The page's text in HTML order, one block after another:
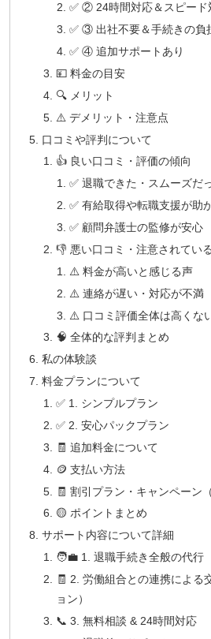
✅ ② 24時間対応＆スピード
✅ ③ 出社不要＆手続きの負
✅ ④ 追加サポートあり
💴 料金の目安
🔍 メリット
⚠️ デメリット・注意点
口コミや評判について
👍 良い口コミ・評価の傾向
✅ 退職できた・スムーズだ
✅ 有給取得や転職支援が助
✅ 顧問弁護士の監修が安心
👎 悪い口コミ・注意されてい
⚠️ 料金が高いと感じる声
⚠️ 連絡が遅い・対応が不満
⚠️ 口コミ評価全体は高くな
🧠 全体的な評判まとめ
私の体験談
料金プランについて
✅ 1. シンプルプラン
✅ 2. 安心パックプラン
🧾 追加料金について
🪙 支払い方法
🧾 割引プラン・キャンペーン
🟡 ポイントまとめ
サポート内容について詳細
🧑‍💼 1. 退職手続き全般の代行
🧾 2. 労働組合との連携による
ョン）
📞 3. 無料相談 & 24時間対応